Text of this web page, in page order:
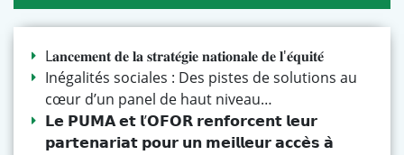
L𝐚𝐧𝐜𝐞𝐦𝐞𝐧𝐭 𝐝𝐞 𝐥𝐚 𝐬𝐭𝐫𝐚𝐭𝐞́𝐠𝐢𝐞 𝐧𝐚𝐭𝐢𝐨𝐧𝐚𝐥𝐞 𝐝𝐞 𝐥'𝐞́𝐪𝐮𝐢𝐭𝐞́
Inégalités sociales : Des pistes de solutions au
cœur d’un panel de haut niveau…
𝗟𝗲 𝗣𝗨𝗠𝗔 𝗲𝘁 𝗹’𝗢𝗙𝗢𝗥 𝗿𝗲𝗻𝗳𝗼𝗿𝗰𝗲𝗻𝘁 𝗹𝗲𝘂𝗿
𝗽𝗮𝗿𝘁𝗲𝗻𝗮𝗿𝗶𝗮𝘁 𝗽𝗼𝘂𝗿 𝘂𝗻 𝗺𝗲𝗶𝗹𝗹𝗲𝘂𝗿 𝗮𝗰𝗰𝗲̀𝘀 𝗮̀